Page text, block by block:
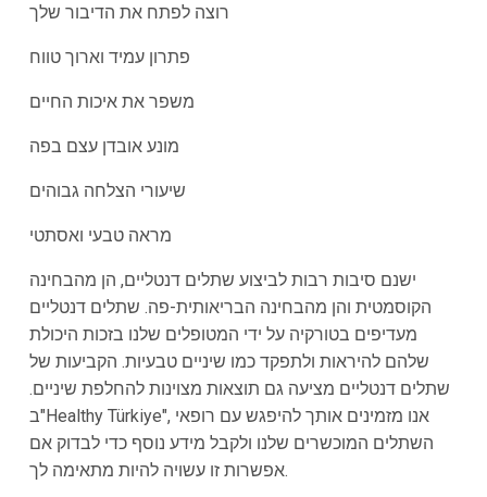
רוצה לפתח את הדיבור שלך
פתרון עמיד וארוך טווח
משפר את איכות החיים
מונע אובדן עצם בפה
שיעורי הצלחה גבוהים
מראה טבעי ואסתטי
ישנם סיבות רבות לביצוע שתלים דנטליים, הן מהבחינה
הקוסמטית והן מהבחינה הבריאותית-פה. שתלים דנטליים
מעדיפים בטורקיה על ידי המטופלים שלנו בזכות היכולת
שלהם להיראות ולתפקד כמו שיניים טבעיות. הקביעות של
שתלים דנטליים מציעה גם תוצאות מצוינות להחלפת שיניים.
ב"Healthy Türkiye", אנו מזמינים אותך להיפגש עם רופאי
השתלים המוכשרים שלנו ולקבל מידע נוסף כדי לבדוק אם
אפשרות זו עשויה להיות מתאימה לך.